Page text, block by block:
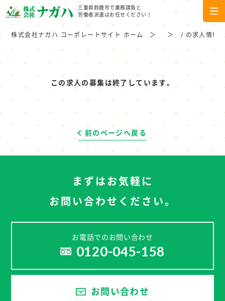
三重県鈴鹿市で業務請負と
労働者派遣はお任せください！
株式会社ナガハ コーポレートサイト ホーム / の求人情報
この求人の募集は終了しています。
前のページへ戻る
まずはお気軽に
お問い合わせください。
お電話でのお問い合わせ
0120-045-158
お問い合わせ